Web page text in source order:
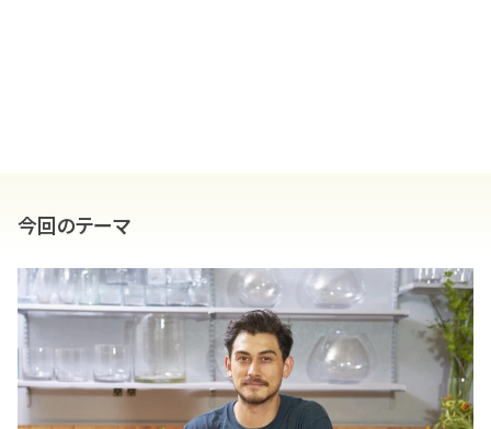
今回のテーマ